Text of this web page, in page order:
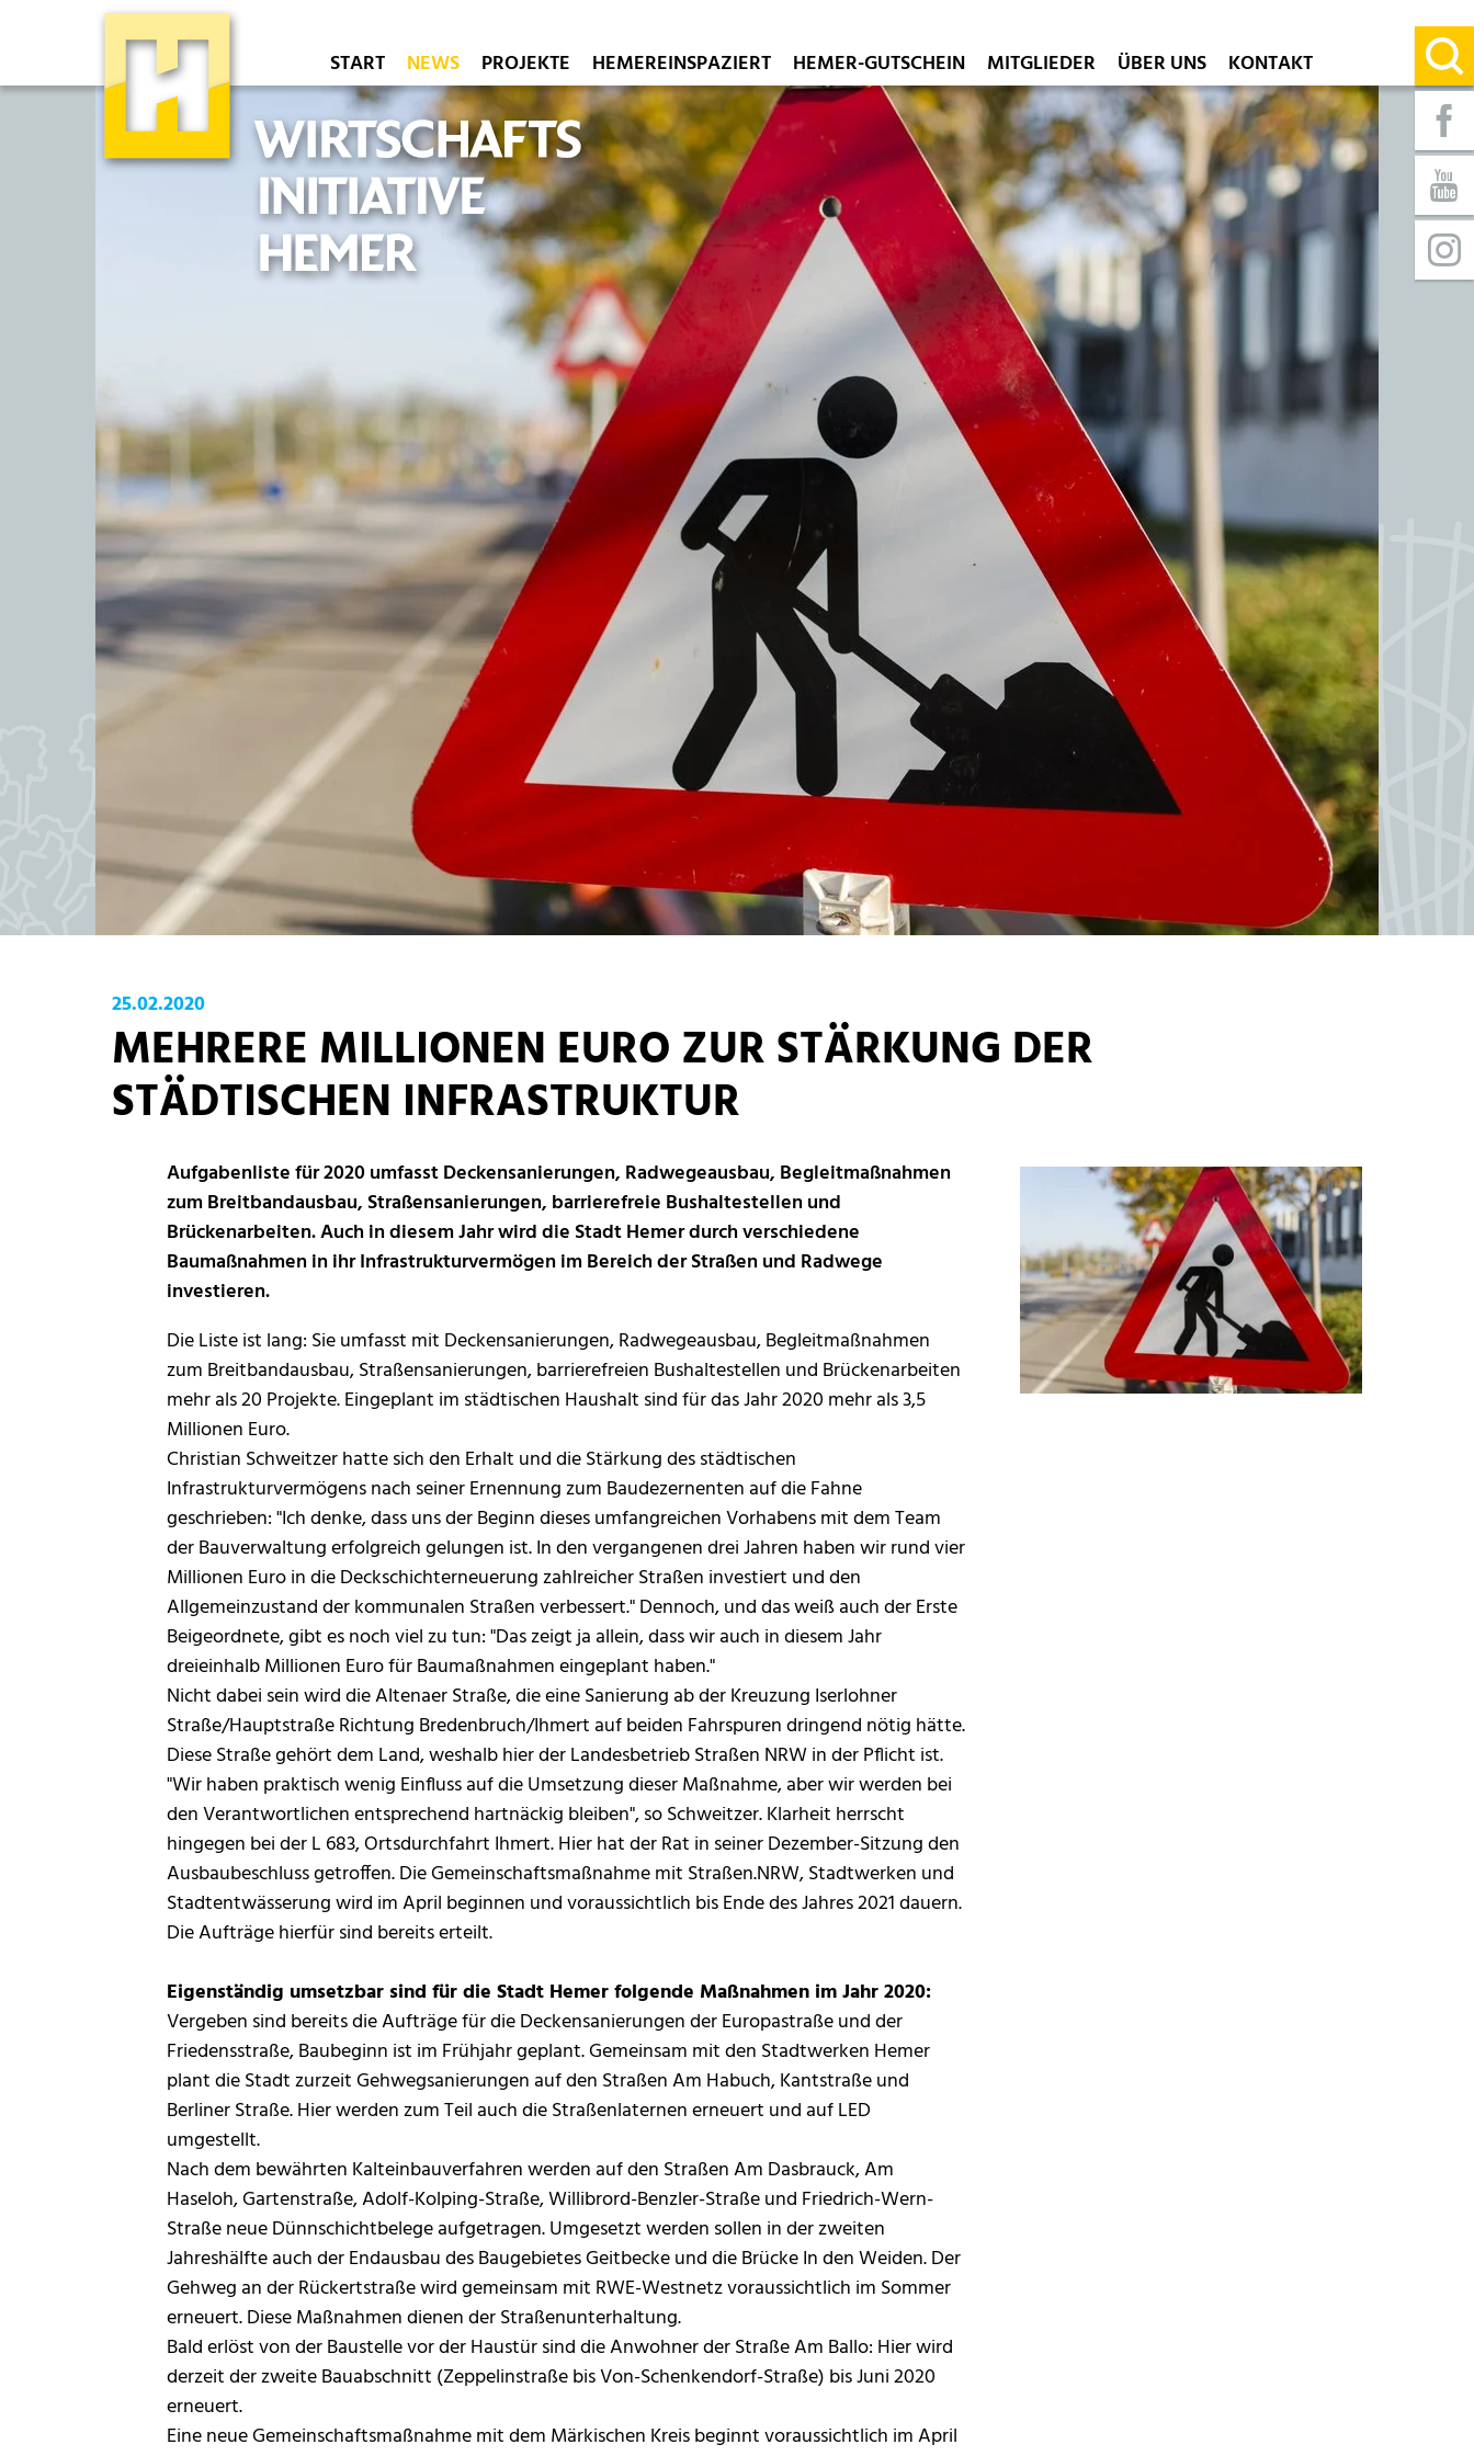
START NEWS PROJEKTE HEMEREINSPAZIERT HEMER-GUTSCHEIN MITGLIEDER ÜBER UNS KONTAKT
25.02.2020
MEHRERE MILLIONEN EURO ZUR STÄRKUNG DER
STÄDTISCHEN INFRASTRUKTUR
Aufgabenliste für 2020 umfasst Deckensanierungen, Radwegeausbau, Begleitmaßnahmen
zum Breitbandausbau, Straßensanierungen, barrierefreie Bushaltestellen und
Brückenarbeiten. Auch in diesem Jahr wird die Stadt Hemer durch verschiedene
Baumaßnahmen in ihr Infrastrukturvermögen im Bereich der Straßen und Radwege
investieren.
Die Liste ist lang: Sie umfasst mit Deckensanierungen, Radwegeausbau, Begleitmaßnahmen
zum Breitbandausbau, Straßensanierungen, barrierefreien Bushaltestellen und Brückenarbeiten
mehr als 20 Projekte. Eingeplant im städtischen Haushalt sind für das Jahr 2020 mehr als 3,5
Millionen Euro.
Christian Schweitzer hatte sich den Erhalt und die Stärkung des städtischen
Infrastrukturvermögens nach seiner Ernennung zum Baudezernenten auf die Fahne
geschrieben: "Ich denke, dass uns der Beginn dieses umfangreichen Vorhabens mit dem Team
der Bauverwaltung erfolgreich gelungen ist. In den vergangenen drei Jahren haben wir rund vier
Millionen Euro in die Deckschichterneuerung zahlreicher Straßen investiert und den
Allgemeinzustand der kommunalen Straßen verbessert." Dennoch, und das weiß auch der Erste
Beigeordnete, gibt es noch viel zu tun: "Das zeigt ja allein, dass wir auch in diesem Jahr
dreieinhalb Millionen Euro für Baumaßnahmen eingeplant haben."
Nicht dabei sein wird die Altenaer Straße, die eine Sanierung ab der Kreuzung Iserlohner
Straße/Hauptstraße Richtung Bredenbruch/Ihmert auf beiden Fahrspuren dringend nötig hätte.
Diese Straße gehört dem Land, weshalb hier der Landesbetrieb Straßen NRW in der Pflicht ist.
"Wir haben praktisch wenig Einfluss auf die Umsetzung dieser Maßnahme, aber wir werden bei
den Verantwortlichen entsprechend hartnäckig bleiben", so Schweitzer. Klarheit herrscht
hingegen bei der L 683, Ortsdurchfahrt Ihmert. Hier hat der Rat in seiner Dezember-Sitzung den
Ausbaubeschluss getroffen. Die Gemeinschaftsmaßnahme mit Straßen.NRW, Stadtwerken und
Stadtentwässerung wird im April beginnen und voraussichtlich bis Ende des Jahres 2021 dauern.
Die Aufträge hierfür sind bereits erteilt.
Eigenständig umsetzbar sind für die Stadt Hemer folgende Maßnahmen im Jahr 2020:
Vergeben sind bereits die Aufträge für die Deckensanierungen der Europastraße und der
Friedensstraße, Baubeginn ist im Frühjahr geplant. Gemeinsam mit den Stadtwerken Hemer
plant die Stadt zurzeit Gehwegsanierungen auf den Straßen Am Habuch, Kantstraße und
Berliner Straße. Hier werden zum Teil auch die Straßenlaternen erneuert und auf LED
umgestellt.
Nach dem bewährten Kalteinbauverfahren werden auf den Straßen Am Dasbrauck, Am
Haseloh, Gartenstraße, Adolf-Kolping-Straße, Willibrord-Benzler-Straße und Friedrich-Wern-
Straße neue Dünnschichtbelege aufgetragen. Umgesetzt werden sollen in der zweiten
Jahreshälfte auch der Endausbau des Baugebietes Geitbecke und die Brücke In den Weiden. Der
Gehweg an der Rückertstraße wird gemeinsam mit RWE-Westnetz voraussichtlich im Sommer
erneuert. Diese Maßnahmen dienen der Straßenunterhaltung.
Bald erlöst von der Baustelle vor der Haustür sind die Anwohner der Straße Am Ballo: Hier wird
derzeit der zweite Bauabschnitt (Zeppelinstraße bis Von-Schenkendorf-Straße) bis Juni 2020
erneuert.
Eine neue Gemeinschaftsmaßnahme mit dem Märkischen Kreis beginnt voraussichtlich im April